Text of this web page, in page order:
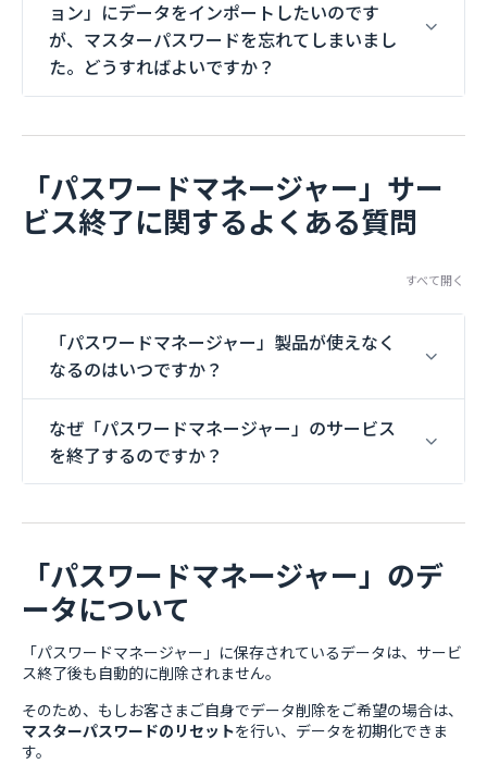
ョン」にデータをインポートしたいのです
が、マスターパスワードを忘れてしまいまし
た。どうすればよいですか？
「パスワードマネージャー」サー
ビス終了に関するよくある質問
すべて開く
「パスワードマネージャー」製品が使えなく
なるのはいつですか？
なぜ「パスワードマネージャー」のサービス
を終了するのですか？
「パスワードマネージャー」のデ
ータについて
「パスワードマネージャー」に保存されているデータは、サービ
ス終了後も自動的に削除されません。
そのため、もしお客さまご自身でデータ削除をご希望の場合は、
マスターパスワードのリセットを行い、データを初期化できま
す。